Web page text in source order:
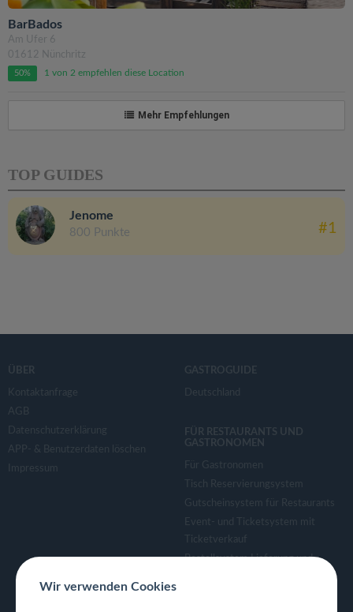
BarBados
Am Ufer 6
01612 Nünchritz
50% 1 von 2 empfehlen diese Location
Mehr Empfehlungen
TOP GUIDES
Jenome
800 Punkte #1
ÜBER
Kontaktanfrage
AGB
Datenschutzerklärung
APP- & Benutzerdaten löschen
Impressum
GASTROGUIDE
Deutschland
FÜR RESTAURANTS UND
GASTRONOMEN
Für Gastronomen
Tisch Reservierungsystem
Gutscheinsystem für Restaurants
Event- und Ticketsystem mit
Ticketverkauf
Bestellsystem Lieferung und
Wir verwenden Cookies